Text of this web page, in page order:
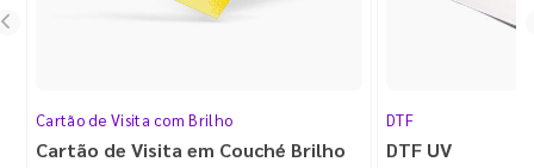
Cartão de Visita com Brilho
Cartão de Visita em Couché Brilho
DTF
DTF UV